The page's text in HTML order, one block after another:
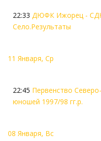
22:33 ДЮФК Ижорец -
Село.Результаты
11 Января, Ср
22:45 Первенство
юношей 1997/98 гг.р.
08 Января, Вс